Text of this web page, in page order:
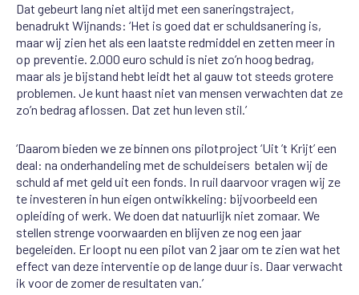
Dat gebeurt lang niet altijd met een saneringstraject,
benadrukt Wijnands: ‘Het is goed dat er schuldsanering is,
maar wij zien het als een laatste redmiddel en zetten meer in
op preventie. 2.000 euro schuld is niet zo’n hoog bedrag,
maar als je bijstand hebt leidt het al gauw tot steeds grotere
problemen. Je kunt haast niet van mensen verwachten dat ze
zo’n bedrag aflossen. Dat zet hun leven stil.’
‘Daarom bieden we ze binnen ons pilotproject ‘Uit ’t Krijt’ een
deal: na onderhandeling met de schuldeisers betalen wij de
schuld af met geld uit een fonds. In ruil daarvoor vragen wij ze
te investeren in hun eigen ontwikkeling: bijvoorbeeld een
opleiding of werk. We doen dat natuurlijk niet zomaar. We
stellen strenge voorwaarden en blijven ze nog een jaar
begeleiden. Er loopt nu een pilot van 2 jaar om te zien wat het
effect van deze interventie op de lange duur is. Daar verwacht
ik voor de zomer de resultaten van.’